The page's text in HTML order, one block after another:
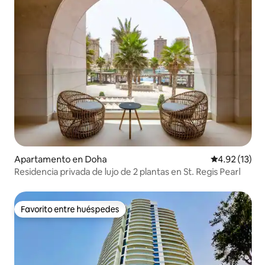
Apartamento en Doha Calificación
4.92 (13)
Residencia privada de lujo de 2 plantas en St. Regis Pearl
Favorito entre huéspedes
Favorito entre huéspedes